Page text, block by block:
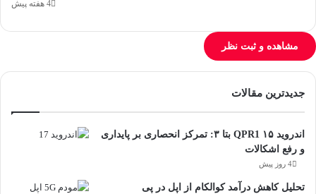
4 هفته پیش
مشاهده و ثبت نظر
جدیدترین مقالات
اندروید ۱۵ QPR1 بتا ۳: تمرکز انحصاری بر پایداری
و رفع اشکالات
4 روز پیش
تحلیل کاهش درآمد کوالکام از اپل در پی